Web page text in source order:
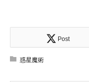
Post
惑星魔術